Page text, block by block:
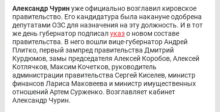
Александр Чуринуже официально возглавил кировское
правительство. Его кандидатура была накануне одобрена
депутатами ОЗС для назначения на эту должность. И в тот
же день губернатор подписал указо новом составе
правительства. В него вошли вице-губернатор Андрей
Плитко, первый зампред правительства Дмитрий
Курдюмов, замы председателя Алексей Коробов, Алексей
Котлячков, Максим Кочетков, руководитель
администрации правительства Сергей Киселев, министр
финансов Лариса Маковеева и министр имущественных
отношений Артем Сурженко. Возглавляет кабинет
Александр Чурин.